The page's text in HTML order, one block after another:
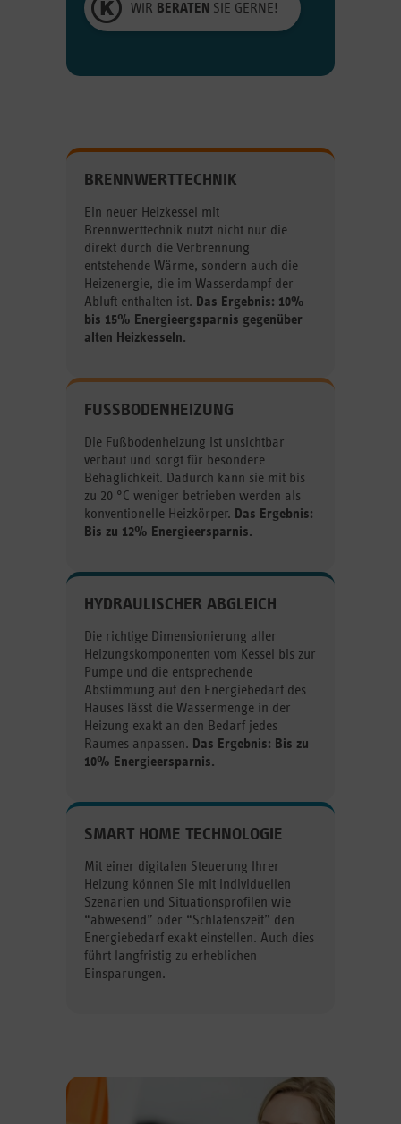
WIR BERATEN SIE GERNE!
BRENNWERTTECHNIK
Ein neuer Heizkessel mit
Brennwerttechnik nutzt nicht nur die
direkt durch die Verbrennung
entstehende Wärme, sondern auch die
Heizenergie, die im Wasserdampf der
Abluft enthalten ist. Das Ergebnis: 10%
bis 15% Energieergsparnis gegenüber
alten Heizkesseln.
FUSSBODENHEIZUNG
Die Fußbodenheizung ist unsichtbar
verbaut und sorgt für besondere
Behaglichkeit. Dadurch kann sie mit bis
zu 20 °C weniger betrieben werden als
konventionelle Heizkörper. Das Ergebnis:
Bis zu 12% Energieersparnis.
HYDRAULISCHER ABGLEICH
Die richtige Dimensionierung aller
Heizungskomponenten vom Kessel bis zur
Pumpe und die entsprechende
Abstimmung auf den Energiebedarf des
Hauses lässt die Wassermenge in der
Heizung exakt an den Bedarf jedes
Raumes anpassen. Das Ergebnis: Bis zu
10% Energieersparnis.
SMART HOME TECHNOLOGIE
Mit einer digitalen Steuerung Ihrer
Heizung können Sie mit individuellen
Szenarien und Situationsprofilen wie
“abwesend” oder “Schlafenszeit” den
Energiebedarf exakt einstellen. Auch dies
führt langfristig zu erheblichen
Einsparungen.